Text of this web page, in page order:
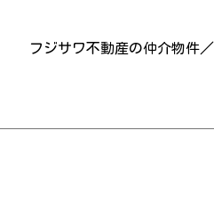
フジサワ不動産の仲介物件／